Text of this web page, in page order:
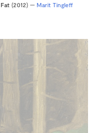
Fat (2012) — Marit Tingleff